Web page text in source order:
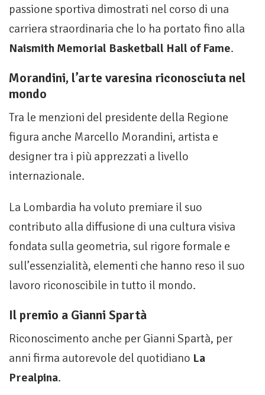
passione sportiva dimostrati nel corso di una
carriera straordinaria che lo ha portato fino alla
Naismith Memorial Basketball Hall of Fame.
Morandini, l’arte varesina riconosciuta nel
mondo
Tra le menzioni del presidente della Regione
figura anche Marcello Morandini, artista e
designer tra i più apprezzati a livello
internazionale.
La Lombardia ha voluto premiare il suo
contributo alla diffusione di una cultura visiva
fondata sulla geometria, sul rigore formale e
sull’essenzialità, elementi che hanno reso il suo
lavoro riconoscibile in tutto il mondo.
Il premio a Gianni Spartà
Riconoscimento anche per Gianni Spartà, per
anni firma autorevole del quotidiano La
Prealpina.